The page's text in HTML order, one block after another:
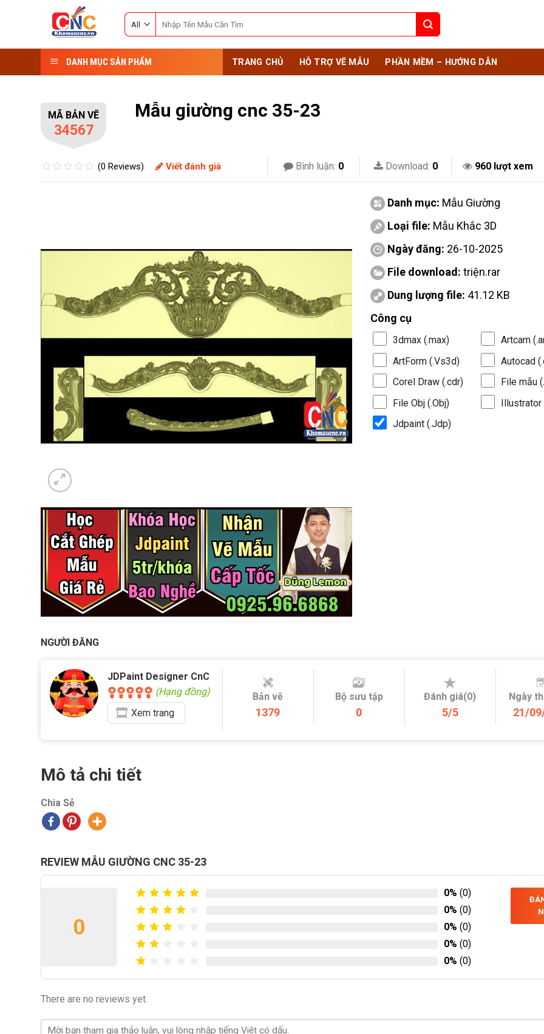
for:
DANH MỤC SẢN PHẨM TRANG CHỦ HỖ TRỢ VẼ MẪU PHẦN MỀM – HƯỚNG DẪN
MÃ BẢN VẼ
34567
Mẫu giường cnc 35-23
(0 Reviews) Viết đánh giá Bình luận: 0 Download: 0 960 lượt xem
Danh mục: Mẫu Giường
Loại file: Mẫu Khắc 3D
Ngày đăng: 26-10-2025
File download: triện.rar
Dung lượng file: 41.12 KB
Công cụ
3dmax (.max)
Artcam
ArtForm (.Vs3d)
Autocad
Corel Draw (.cdr)
File mẫu
File Obj (.Obj)
Illustrator
Jdpaint (.Jdp)
NGƯỜI ĐĂNG
JDPaint Designer CnC
(Hạng đồng)
Xem trang
Bản vẽ
1379
Bộ sưu tập
0
Đánh giá(0)
5/5
Ngày
21/
Mô tả chi tiết
Chia Sẻ
REVIEW MẪU GIƯỜNG CNC 35-23
0
0% (0)
0% (0)
0% (0)
0% (0)
0% (0)
There are no reviews yet.